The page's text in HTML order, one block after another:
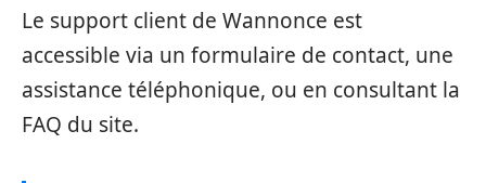
Le support client de Wannonce est
accessible via un formulaire de contact, une
assistance téléphonique, ou en consultant la
FAQ du site.